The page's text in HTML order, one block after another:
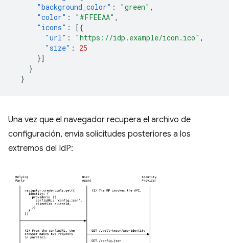
"background_color" : "green" ,
"color" : "#FFEEAA" ,
"icons" :
[{
"url" : "https://idp.example/icon.ico" ,
"size" :
25
}]
}
}
Una vez que el navegador recupera el archivo de
configuración, envía solicitudes posteriores a los
extremos del IdP: